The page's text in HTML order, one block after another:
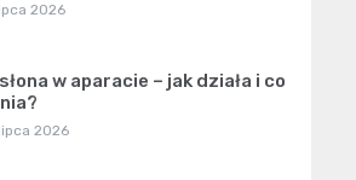
2026
w aparacie – jak działa i co
2026